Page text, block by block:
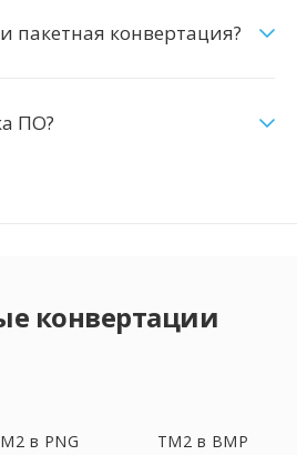
пакетная конвертация?
ПО?
конвертации
в PNG TM2 в BMP